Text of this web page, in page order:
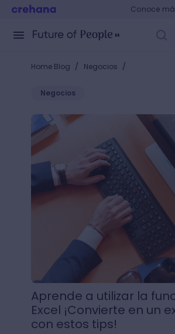
Conoce
Home Blog / Negocios /
Negocios
Aprende a utilizar la función Si
Aprende a utilizar la
Excel ¡Convierte en un
con estos tips!